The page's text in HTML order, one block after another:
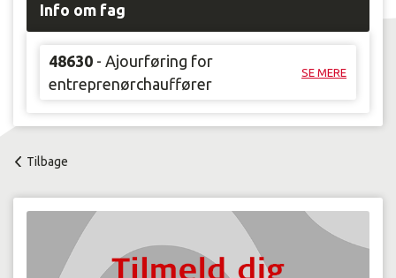
Info om fag
48630 - Ajourføring for
entreprenørchauffører
SE MERE
Tilbage